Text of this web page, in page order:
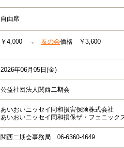
自由席
￥4,000 → 友の会価格 ￥3,600
2026年06月05日(金)
公益社団法人関西二期会
あいおいニッセイ同和損害保険株式会社
あいおいニッセイ同和損保ザ・フェニック
関西二期会事務局 06-6360-4649